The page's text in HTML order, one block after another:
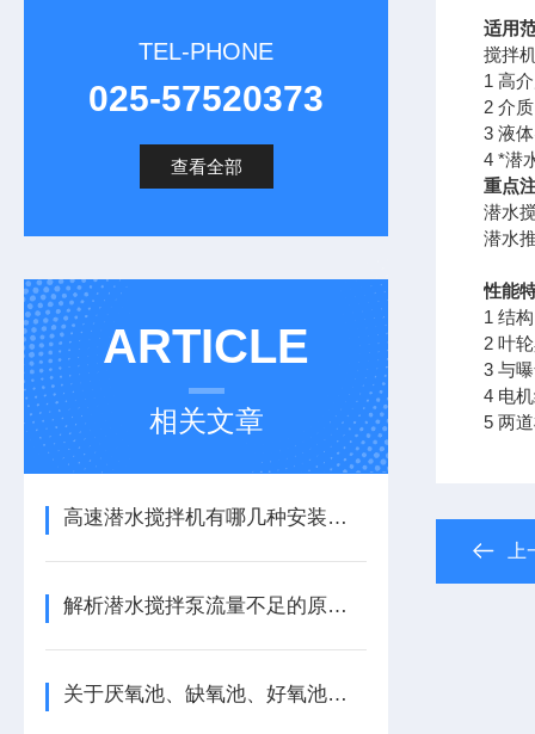
TEL-PHONE
025-57520373
查看全部
ARTICLE
相关文章
高速潜水搅拌机有哪几种安装方式呢？
解析潜水搅拌泵流量不足的原因及影响
关于厌氧池、缺氧池、好氧池、BOD、COD
适用
搅拌
1 高
2 介
3 液
4 *潜
重点
潜水
潜水
性能
1 结
2 叶
3 与
4 电
5 两